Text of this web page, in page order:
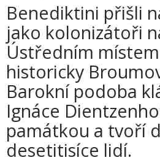
Benediktini přišli
jako kolonizátoři
Ústředním
historicky
Barokní podoba
Ignáce
památkou a tvoří
desetitisíce lidí.